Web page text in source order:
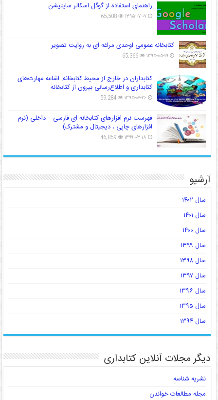
راهنمای استفاده از گوگل اسکالر سایتیشن
۱۳۹۵-۰۷-۰۷ 65,508
کتابخانه عمومی اوحدی مراغه ای به روایت تصویر
۱۳۹۵-۰۵-۱۹ 65,366
کتابداران در خارج از محیط کتابخانه: اشاعه مهارت‌های
کتابداری و اطلاع‌رسانی بیرون از کتابخانه
۱۳۹۵-۰۷-۲۶ 59,284
فهرست نرم افزارهای کتابخانه ای فارسی – داخلی (نرم
افزارهای چاپی ، دیجیتال و مشترک)
۱۳۹۹-۰۳-۱۸ 46,859
آرشیو
سال ۱۴۰۲
سال ۱۴۰۱
سال ۱۴۰۰
سال ۱۳۹۹
سال ۱۳۹۸
سال ۱۳۹۷
سال ۱۳۹۶
سال ۱۳۹۵
سال ۱۳۹۴
دیگر مجلات آنلاین کتابداری
نشریه شناسه
مجله مطالعات خواندن